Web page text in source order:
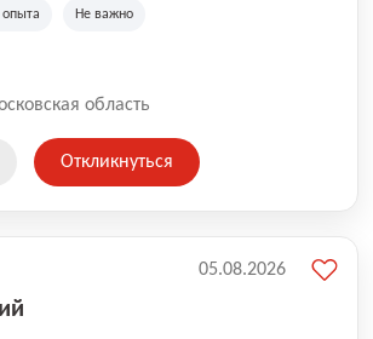
а накопленный опыт позволяют
опыта Не важно
область
Откликнуться
05.08.2026